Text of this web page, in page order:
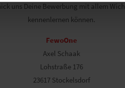
uns Deine Bewerbung mit allem
kennenlernen können.
FewoOne
Axel Schaak
Lohstraße 176
23617 Stockelsdorf